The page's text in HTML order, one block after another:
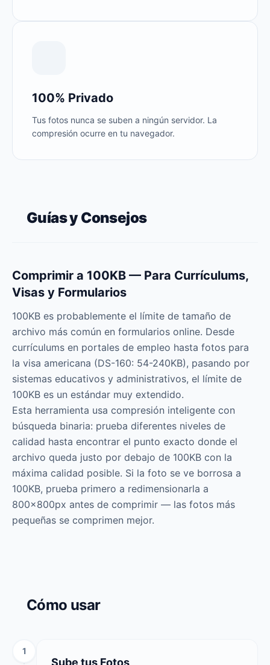
100% Privado
Tus fotos nunca se suben a ningún servidor. La
compresión ocurre en tu navegador.
Guías y Consejos
Comprimir a 100KB — Para Currículums,
Visas y Formularios
100KB es probablemente el límite de tamaño de
archivo más común en formularios online. Desde
currículums en portales de empleo hasta fotos para
la visa americana (DS-160: 54-240KB), pasando por
sistemas educativos y administrativos, el límite de
100KB es un estándar muy extendido.
Esta herramienta usa compresión inteligente con
búsqueda binaria: prueba diferentes niveles de
calidad hasta encontrar el punto exacto donde el
archivo queda justo por debajo de 100KB con la
máxima calidad posible. Si la foto se ve borrosa a
100KB, prueba primero a redimensionarla a
800×800px antes de comprimir — las fotos más
pequeñas se comprimen mejor.
Cómo usar
1
Sube tus Fotos